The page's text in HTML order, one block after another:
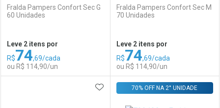
Comprar sem Desconto
Por R$ 70,12/cada
Comprar sem Desconto
Por R$ 70,12/cada
Comprar sem Desconto
Por R$ 70,12/cada
Comprar sem Desconto
Por R$ 70,12/cada
Fralda Pampers Confort Sec G
60 Unidades
Leve 2 itens por
R$74,69/cada
ou R$ 114,90/un
FECHAR
FECHAR
Fralda Pampers Confort Sec M
70 Unidades
Leve 2 itens por
R$74,69/cada
ou R$ 114,90/un
ADICIONAR AOS FAVORITOS
70% OFF NA 2° UNIDADE